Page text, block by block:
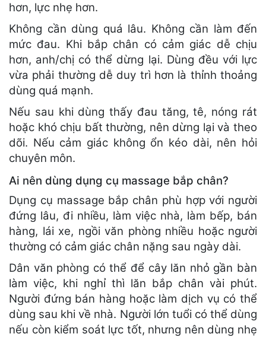
hơn, lực nhẹ hơn.
Không cần dùng quá lâu. Không cần làm đến
mức đau. Khi bắp chân có cảm giác dễ chịu
hơn, anh/chị có thể dừng lại. Dùng đều với lực
vừa phải thường dễ duy trì hơn là thỉnh thoảng
dùng quá mạnh.
Nếu sau khi dùng thấy đau tăng, tê, nóng rát
hoặc khó chịu bất thường, nên dừng lại và theo
dõi. Nếu cảm giác không ổn kéo dài, nên hỏi
chuyên môn.
Ai nên dùng dụng cụ massage bắp chân?
Dụng cụ massage bắp chân phù hợp với người
đứng lâu, đi nhiều, làm việc nhà, làm bếp, bán
hàng, lái xe, ngồi văn phòng nhiều hoặc người
thường có cảm giác chân nặng sau ngày dài.
Dân văn phòng có thể để cây lăn nhỏ gần bàn
làm việc, khi nghỉ thì lăn bắp chân vài phút.
Người đứng bán hàng hoặc làm dịch vụ có thể
dùng sau khi về nhà. Người lớn tuổi có thể dùng
nếu còn kiểm soát lực tốt, nhưng nên dùng nhẹ